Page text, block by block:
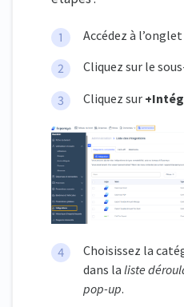
Accédez à l’onglet
Cliquez sur le
Cliquez sur
Choisissez la
dans la liste
pop-up.